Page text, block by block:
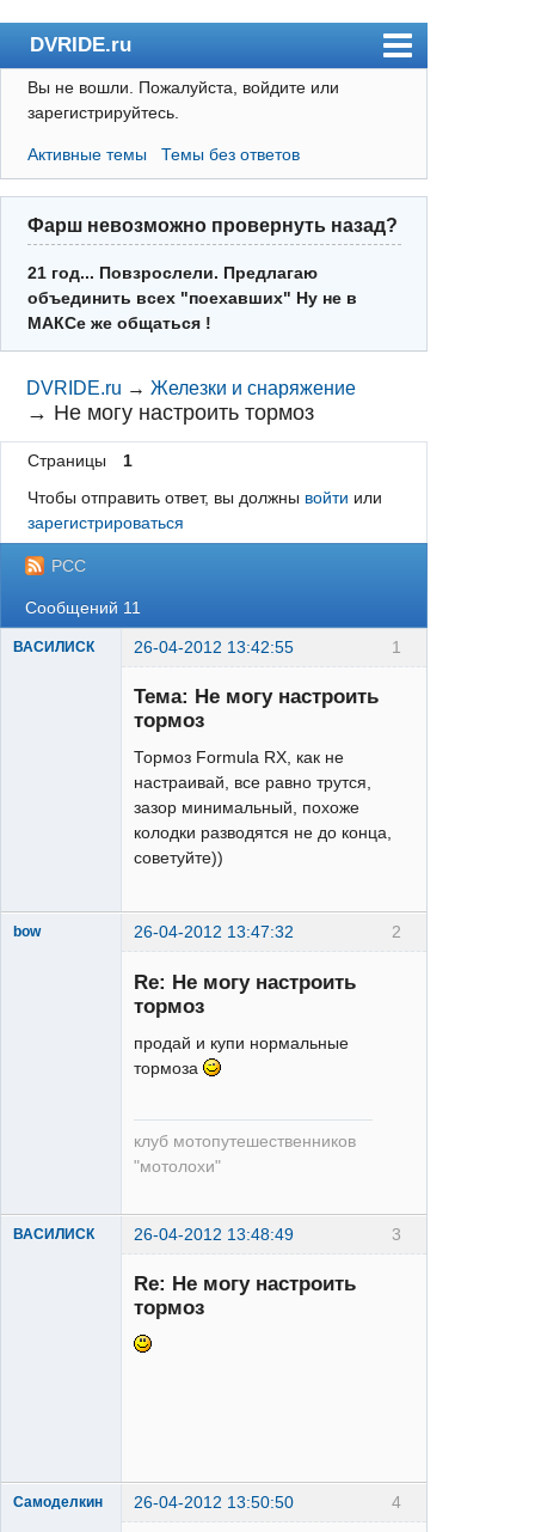
DVRIDE.ru
Форум
Пользователи
Правила
Поиск
Регистрация
Вход
Вы не вошли. Пожалуйста, войдите или
зарегистрируйтесь.
Активные темы Темы без ответов
Фарш невозможно провернуть назад?
21 год... Повзрослели. Предлагаю
объединить всех "поехавших" Ну не в
МАКСе же общаться !
DVRIDE.ru →Железки и снаряжение
→ Не могу настроить тормоз
Страницы
1
Чтобы отправить ответ, вы должны войти или
зарегистрироваться
РСС
Сообщений 11
1
ВАСИЛИСК 26-04-2012 13:42:55
Тема: Не могу настроить
тормоз
Тормоз Formula RX, как не
настраивай, все равно трутся,
зазор минимальный, похоже
колодки разводятся не до конца,
советуйте))
2
bow 26-04-2012 13:47:32
Re: Не могу настроить
тормоз
продай и купи нормальные
тормоза
клуб мотопутешественников
"мотолохи"
3
ВАСИЛИСК 26-04-2012 13:48:49
Re: Не могу настроить
тормоз
4
Самоделкин 26-04-2012 13:50:50